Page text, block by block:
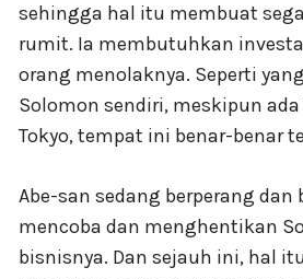
sehingga hal itu membuat
rumit. Ia membutuhkan
orang menolaknya. Seperti
Solomon sendiri, meskipun ada
Tokyo, tempat ini benar-benar
Abe-san sedang berperang
mencoba dan menghentikan
bisnisnya. Dan sejauh ini, hal